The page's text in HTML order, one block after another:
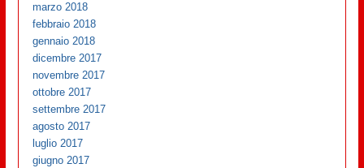
marzo 2018
febbraio 2018
gennaio 2018
dicembre 2017
novembre 2017
ottobre 2017
settembre 2017
agosto 2017
luglio 2017
giugno 2017